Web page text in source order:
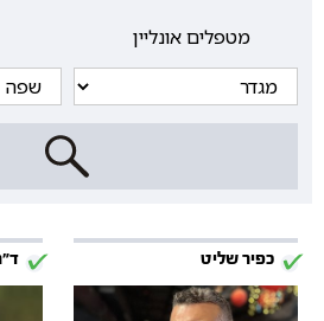
מטפלים אונליין
כפיר שליט